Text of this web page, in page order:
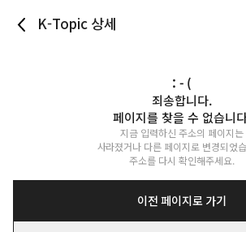
K-Topic 상세
: - (
죄송합니다.
페이지를 찾을 수 없습니
지금 입력하신 주소의 페이지는
사라졌거나 다른 페이지로 변경되었
주소를 다시 확인해주세요.
이전 페이지로 가기